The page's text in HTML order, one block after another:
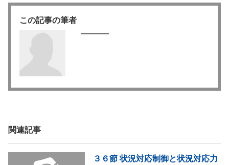
この記事の筆者
関連記事
３６節 状況対応制御と状況対応力